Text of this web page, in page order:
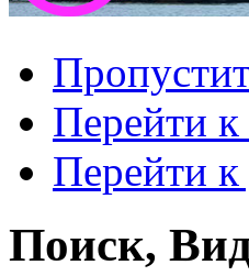
Перейти
Перейти
Поиск,